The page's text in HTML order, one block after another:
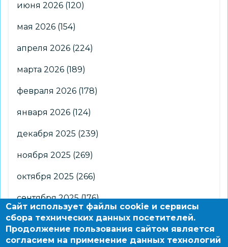
июня 2026 (120)
мая 2026 (154)
апреля 2026 (224)
марта 2026 (189)
февраля 2026 (178)
января 2026 (124)
декабря 2025 (239)
ноября 2025 (269)
октября 2025 (266)
сентября 2025(176)
августа 2025(2)
Сайт использует файлы cookie и сервисы
сбора технических данных посетителей.
Продолжение пользования сайтом является
согласием на применение данных технологий